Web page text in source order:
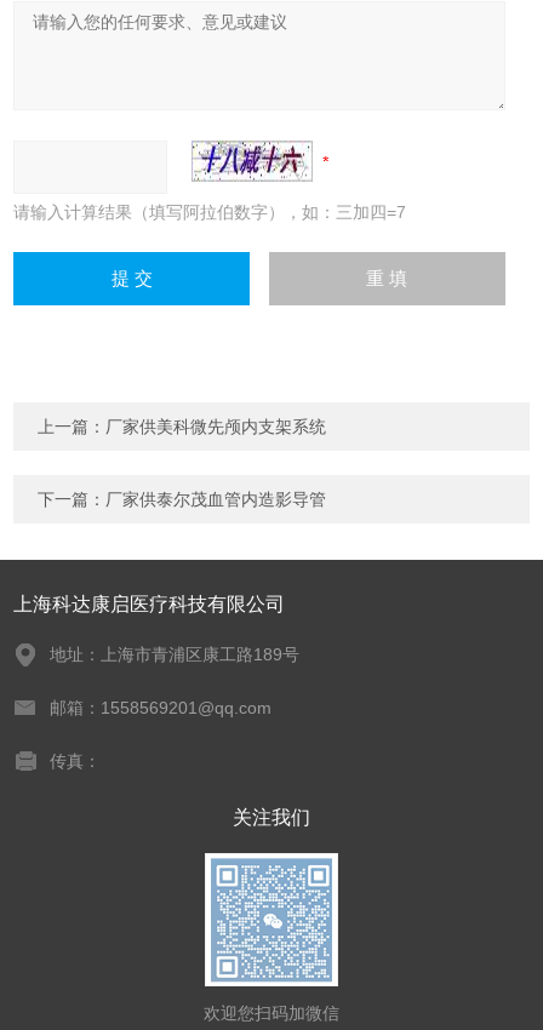
请输入计算结果（填写阿拉伯数字），如：三加四=7
上一篇： 厂家供美科微先颅内支架系统
下一篇： 厂家供泰尔茂血管内造影导管
上海科达康启医疗科技有限公司
地址：上海市青浦区康工路189号
邮箱：1558569201@qq.com
传真：
关注我们
欢迎您扫码加微信